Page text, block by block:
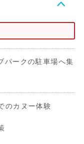
パークの駐車場へ集
のカヌー体験